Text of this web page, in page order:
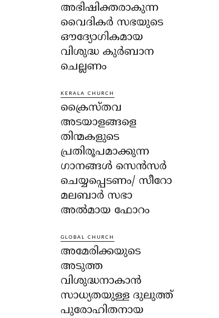
അഭിഷിക്തരാകുന്ന
വൈദികർ സഭയുടെ
ഔദ്യോഗികമായ
വിശുദ്ധ കുർബാന
ചെല്ലണം
KERALA CHURCH
ക്രൈസ്തവ
അടയാളങ്ങളെ
തിന്മകളുടെ
പ്രതിരൂപമാക്കുന്ന
ഗാനങ്ങൾ സെൻസർ
ചെയ്യപ്പെടണം/ സീറോ
മലബാർ സഭാ
അൽമായ ഫോറം
GLOBAL CHURCH
അമേരിക്കയുടെ
അടുത്ത
വിശുദ്ധനാകാൻ
സാധ്യതയുള്ള ദുലുത്ത്
പുരോഹിതനായ